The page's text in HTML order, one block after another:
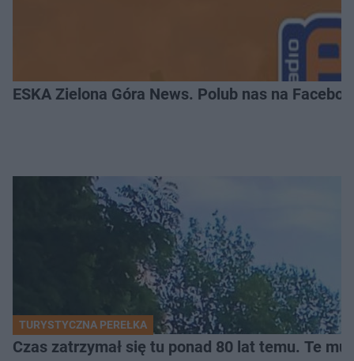
ESKA Zielona Góra News. Polub nas na
TURYSTYCZNA PEREŁKA
Czas zatrzymał się tu ponad 80 lat temu. Te